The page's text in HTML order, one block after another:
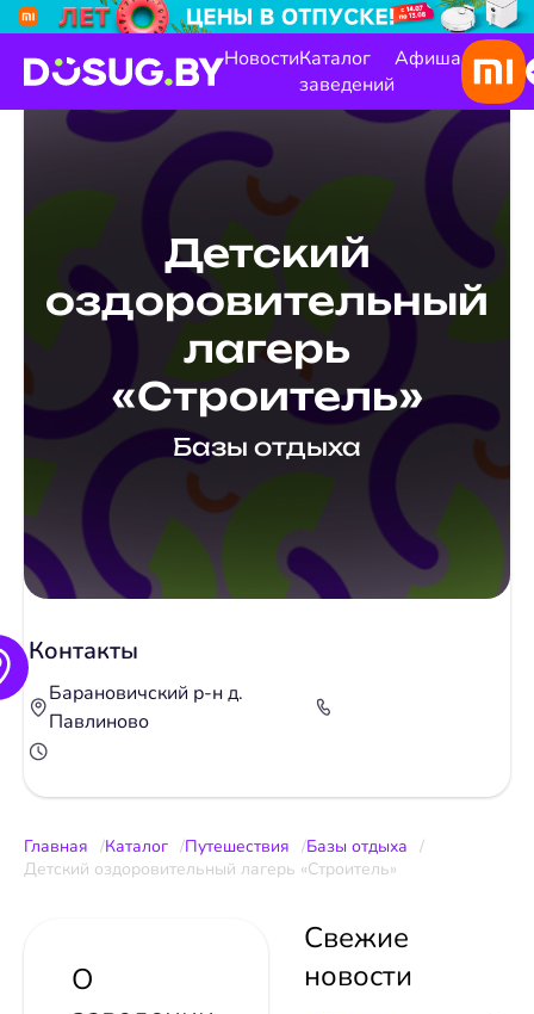
НовостиКаталог
заведений
Афиша
Детский
оздоровительный
лагерь
«Строитель»
Базы отдыха
Контакты
Барановичский р-н д.
Павлиново
Главная Каталог Путешествия
Базы отдыха
Детский оздоровительный лагерь «Строитель»
О
Свежие
новости